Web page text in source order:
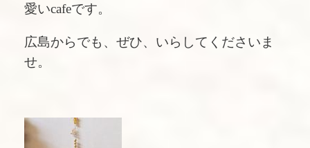
愛いcafeです。
広島からでも、ぜひ、いらしてくださいま
せ。